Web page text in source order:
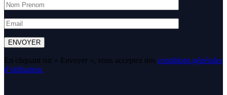
ENVOYER
En cliquant sur « Envoyer », vous acceptez nos conditions générales
d’utilisation.